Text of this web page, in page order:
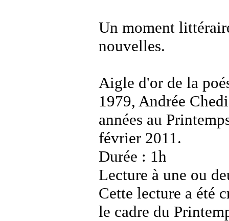
Un moment
nouvelles.
Aigle d'or de la
1979, Andrée
années au
février 2011.
Durée : 1h
Lecture à une ou
Cette lecture a été
le cadre du